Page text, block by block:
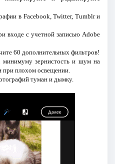
в Facebook, Twitter, Tumblr и
входе с учетной записью Adobe
60 дополнительных фильтров!
зернистость и шум на
при плохом освещении.
туман и дымку.